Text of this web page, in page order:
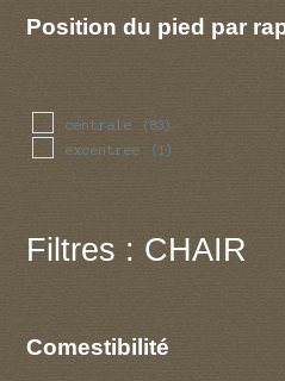
Position du pied par
centrale (83)
excentree (1)
Filtres : CHAIR
Comestibilité